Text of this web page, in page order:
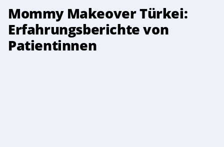
Mommy Makeover Türkei:
Erfahrungsberichte von
Patientinnen